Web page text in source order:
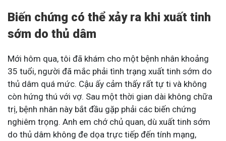
Biến chứng có thể xảy ra khi xuất tinh
sớm do thủ dâm
Mới hôm qua, tôi đã khám cho một bệnh nhân khoảng
35 tuổi, người đã mắc phải tình trạng xuất tinh sớm do
thủ dâm quá mức. Cậu ấy cảm thấy rất tự ti và không
còn hứng thú với vợ. Sau một thời gian dài không chữa
trị, bệnh nhân này bắt đầu gặp phải các biến chứng
nghiêm trọng. Anh em chớ chủ quan, dù xuất tinh sớm
do thủ dâm không đe dọa trực tiếp đến tính mạng,